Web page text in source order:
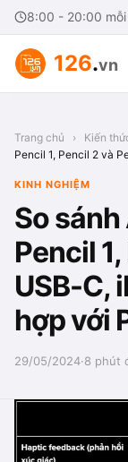
8:00 - 20:00
126.vn
Trang chủ › Kiến
Pencil 1, Pencil 2 và
KINH NGHIỆM
So
Pencil
USB-C,
hợp với
29/05/2024·8 phút